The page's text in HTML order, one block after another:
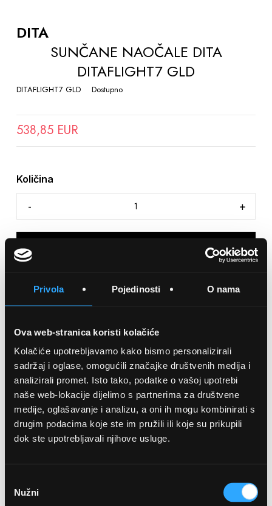
Privola Pojedinosti O nama
Ova web-stranica koristi kolačiće
Kolačiće upotrebljavamo kako bismo personalizirali
sadržaj i oglase, omogućili značajke društvenih medija i
analizirali promet. Isto tako, podatke o vašoj upotrebi
naše web-lokacije dijelimo s partnerima za društvene
medije, oglašavanje i analizu, a oni ih mogu kombinirati s
drugim podacima koje ste im pružili ili koje su prikupili
dok ste upotrebljavali njihove usluge.
pristanka
Nužni
THE
BEGINNING
GALLERY
DITA
SUNČANE NAOČALE DITA
DITAFLIGHT7 GLD
DITAFLIGHT7 GLD Dostupno
538,85 EUR
Količina
Detalji
Podijeli s prijateljima